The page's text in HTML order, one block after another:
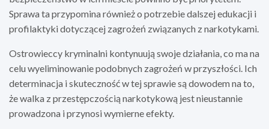
Sprawa ta przypomina również o potrzebie dalszej edukacji i
profilaktyki dotyczącej zagrożeń związanych z narkotykami.
Ostrowieccy kryminalni kontynuują swoje działania, co ma na
celu wyeliminowanie podobnych zagrożeń w przyszłości. Ich
determinacja i skuteczność w tej sprawie są dowodem na to,
że walka z przestępczością narkotykową jest nieustannie
prowadzona i przynosi wymierne efekty.